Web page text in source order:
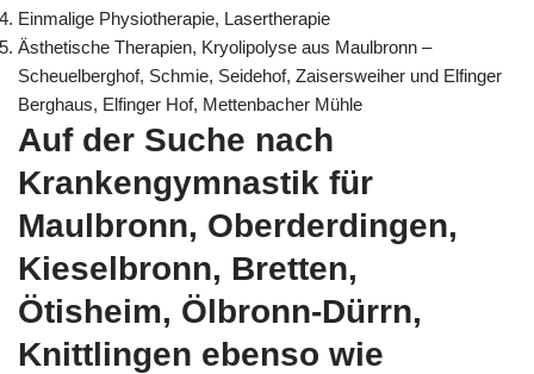
Einmalige Physiotherapie, Lasertherapie
Ästhetische Therapien, Kryolipolyse aus Maulbronn –
Scheuelberghof, Schmie, Seidehof, Zaisersweiher und Elfinger
Berghaus, Elfinger Hof, Mettenbacher Mühle
Auf der Suche nach
Krankengymnastik für
Maulbronn, Oberderdingen,
Kieselbronn, Bretten,
Ötisheim, Ölbronn-Dürrn,
Knittlingen ebenso wie